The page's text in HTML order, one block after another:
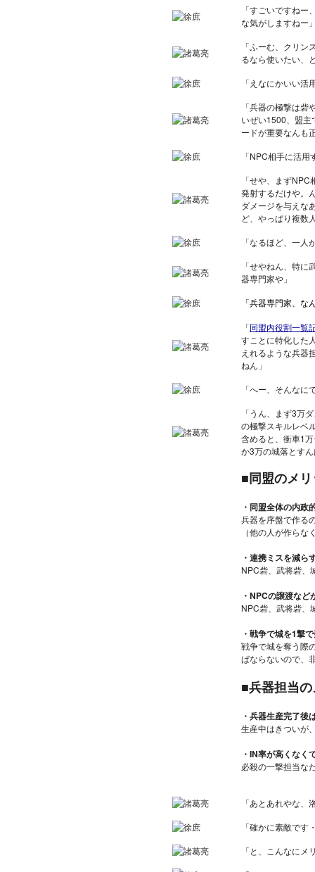
「すごいですね
な気がしますねー
「ふーむ、クリ
るなら使いたい、
「えなにかいい活
「兵器の極撃は
いぜい1500、盟
ードが重要なんも
「NPC相手に活
「せや、まず
発射するだけや。
ダメージを与えな
ど、やっぱり複数
「なるほど、一
「せやねん、特
器専門家や」
「兵器専門家、
「同盟内役割一覧
すことに特化した
えれるような兵器
ねん」
「へー、そんなに
「うん、まず3万
の極撃スキルレベ
含めると、衝車1
か3万の城落とす
■同盟のメ
・同盟全体の内政
兵器を序盤で作る
（他の人が作らな
・連携ミスを減ら
NPC砦、武将砦、
・NPCの譲渡など
NPC砦、武将砦、
・戦争で城を1撃
戦争で城を奪う際
ばならないので、
■兵器担当
・兵器生産完了後
生産中はきついが
・IN率が高くなく
必殺の一撃担当な
「あとあれやな
「確かに素敵です
「と、こんなに